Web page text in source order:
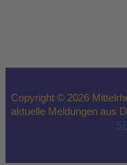
Copyright © 2026
aktuelle Meldungen aus